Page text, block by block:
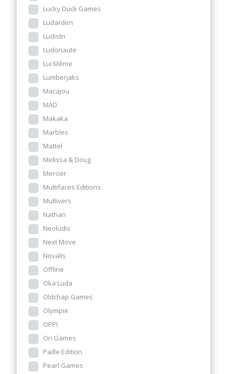
Lucky Duck Games
Ludarden
Ludistri
Ludonaute
Lui Même
Lumberjaks
Macajou
MAD
Makaka
Marbles
Mattel
Melissa & Doug
Mercier
Multifaces Editions
Multivers
Nathan
Neoludis
Next Move
Novalis
Offline
Oka Luda
Oldchap Games
Olympie
OPPI
Ori Games
Paille Edition
Pearl Games